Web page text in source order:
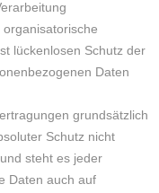
lückenlosen Schutz der
Daten
grundsätzlich
Schutz nicht
steht es jeder
Daten auch auf